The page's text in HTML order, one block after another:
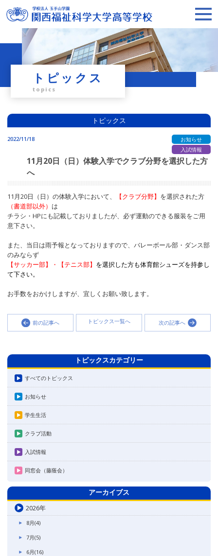
トピックス
topics
トピックス
11月20日（日）体験入学でクラブ分野を選択した方
へ
2022/11/18
お知らせ
入試情報
11月20日（日）の体験入学において、 【クラブ分野】 を選択された方
（書道部以外） は
チラシ・HPにも記載しておりましたが、必ず運動のできる服装をご用
意下さい。
また、当日は雨予報となっておりますので、バレーボール部・ダンス部
のみならず
【サッカー部】・【テニス部】 を選択した方も体育館シューズを持参し
て下さい。
お手数をおかけしますが、宜しくお願い致します。
前の記事へ トピックス一覧へ 次の記事へ
トピックスカテゴリー
すべてのトピックス
お知らせ
学生生活
クラブ活動
入試情報
同窓会（藤蔭会）
アーカイブス
2026年
8月(4)
7月(5)
6月(16)